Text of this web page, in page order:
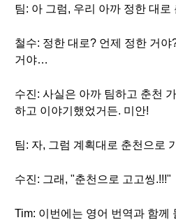
팀: 아 그럼, 우리 아까 정한 대
철수: 정한 대로? 언제 정한 거
거야…
수진: 사실은 아까 팀하고 춘천
하고 이야기했었거든. 미안!
팀: 자, 그럼 계획대로 춘천으로
수진: 그래, "춘천으로 고고씽.!!!"
Tim: 이번에는 영어 번역과 함께